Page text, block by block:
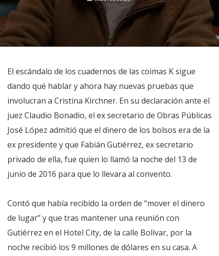
El escándalo de los cuadernos de las coimas K sigue
dando qué hablar y ahora hay nuevas pruebas que
involucran a Cristina Kirchner. En su declaración ante el
juez Claudio Bonadio, el ex secretario de Obras Públicas
José López admitió que el dinero de los bolsos era de la
ex presidente y que Fabián Gutiérrez, ex secretario
privado de ella, fue quien lo llamó la noche del 13 de
junio de 2016 para que lo llevara al convento.
Contó que había recibido la orden de “mover el dinero
de lugar” y que tras mantener una reunión con
Gutiérrez en el Hotel City, de la calle Bolívar, por la
noche recibió los 9 millones de dólares en su casa. A